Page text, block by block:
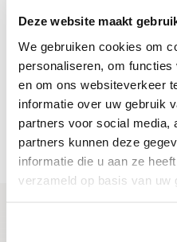
Deze website maakt
We gebruiken cookies om
personaliseren, om
en om ons websiteverkeer
informatie over uw gebruik
partners voor social media,
partners kunnen deze
informatie die u aan ze
verzameld op basis van uw
Ontdek meer